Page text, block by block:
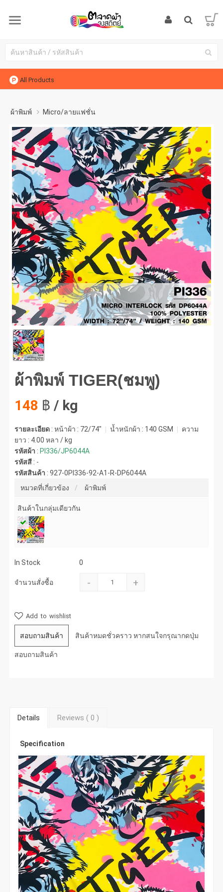
All Products
ผ้าพิมพ์ Micro/ลายแฟชั่น
พิมพ์ TIGER(ชมพู) #1
ผ้าพิมพ์ TIGER(ชมพู)
148 ฿ / kg
รายละเอียด : หน้าผ้า : 72/74" น้ำหนักผ้า : 140 GSM
ความ
ยาว : 4.00 หลา / kg
รหัสผ้า :PI336/JP6044A
รหัสสี : -
รหัสสินค้า :927-0PI336-92-A1-R-DP6044A
หมวดที่เกี่ยวข้อง
ผ้าพิมพ์
สินค้าในกลุ่มเดียวกัน
In Stock 0
จำนวนสั่งซื้อ - +
Add to wishlist
สอบถามสินค้า สินค้าหมดชั่วคราว หากสนใจกรุณากดปุ่ม
สอบถามสินค้า
Details Reviews ( 0)
Specification